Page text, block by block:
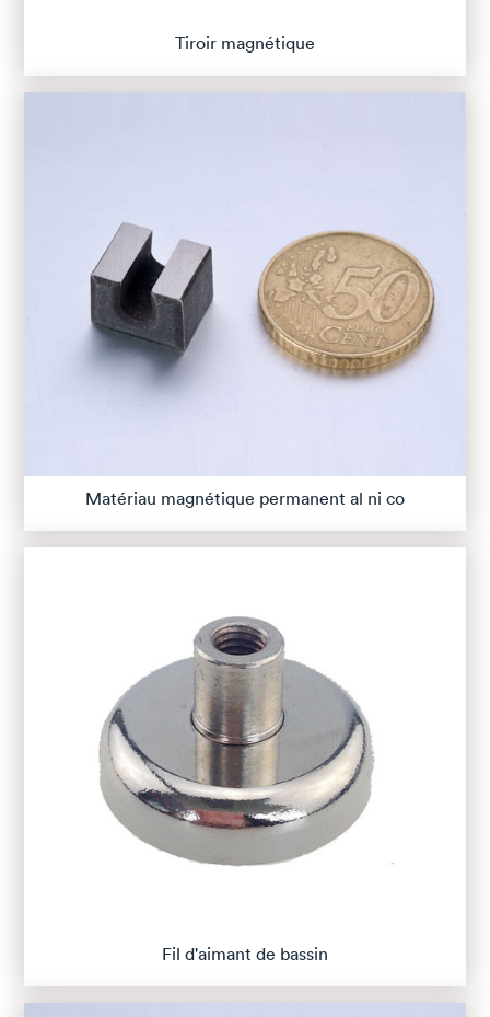
Tiroir magnétique
Matériau magnétique permanent al ni co
Fil d'aimant de bassin